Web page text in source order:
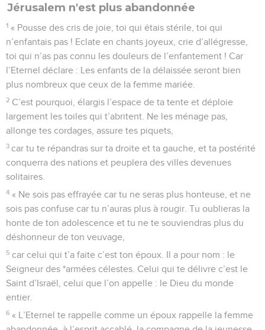
Jérusalem n'est plus abandonnée
1 « Pousse des cris de joie, toi qui étais stérile, toi qui
n’enfantais pas ! Eclate en chants joyeux, crie d’allégresse,
toi qui n’as pas connu les douleurs de l’enfantement ! Car
l’Eternel déclare : Les enfants de la délaissée seront bien
plus nombreux que ceux de la femme mariée.
2 C’est pourquoi, élargis l’espace de ta tente et déploie
largement les toiles qui t’abritent. Ne les ménage pas,
allonge tes cordages, assure tes piquets,
3 car tu te répandras sur ta droite et ta gauche, et ta postérité
conquerra des nations et peuplera des villes devenues
solitaires.
4 « Ne sois pas effrayée car tu ne seras plus honteuse, et ne
sois pas confuse car tu n’auras plus à rougir. Tu oublieras la
honte de ton adolescence et tu ne te souviendras plus du
déshonneur de ton veuvage,
5 car celui qui t’a faite c’est ton époux. Il a pour nom : le
Seigneur des *armées célestes. Celui qui te délivre c’est le
Saint d’Israël, celui que l’on appelle : le Dieu du monde
entier.
6 « L’Eternel te rappelle comme un époux rappelle la femme